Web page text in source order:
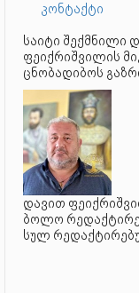
კონტაქტი
საიტი შექმნილი
ფეიქრიშვილის
ცნობადიბოს
დავით
ბოლო
სულ